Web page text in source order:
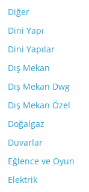
Diğer
Dini Yapı
Dini Yapılar
Dış Mekan
Dış Mekan Dwg
Dış Mekan Özel
Doğalgaz
Duvarlar
Eğlence ve Oyun
Elektrik